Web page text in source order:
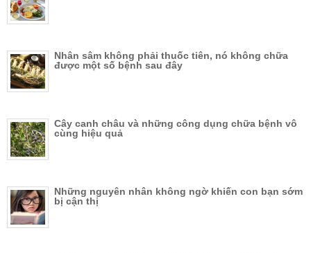
Nhân sâm không phải thuốc tiên, nó không chữa
được một số bệnh sau đây
Cây canh châu và những công dụng chữa bệnh vô
cùng hiệu quả
Những nguyên nhân không ngờ khiến con bạn sớm
bị cận thị